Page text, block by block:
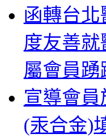
函轉台
度友善
屬會員踴
宣導會
(汞合金)